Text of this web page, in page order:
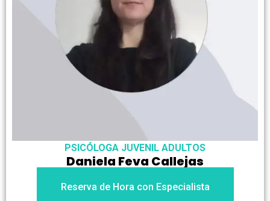
PSICÓLOGA JUVENIL ADULTOS
Daniela Feva Callejas
Reserva de Hora con Especialista